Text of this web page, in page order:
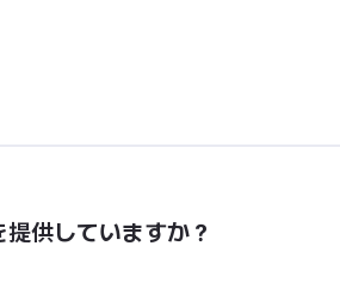
供していますか？